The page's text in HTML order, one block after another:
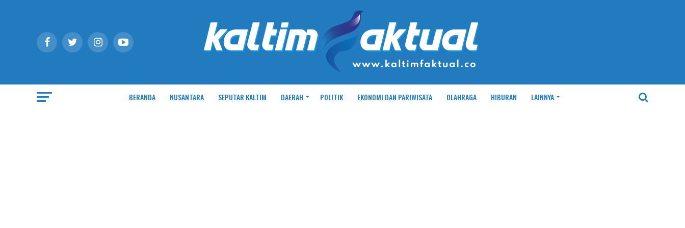
BERANDA NUSANTARA SEPUTAR KALTIM DAERAH POLITIK EKONOMI DAN PARIWISATA OLAHRAGA HIBURAN LAINNYA